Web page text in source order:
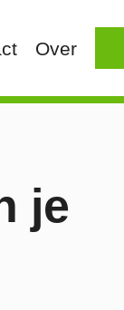
Over
je